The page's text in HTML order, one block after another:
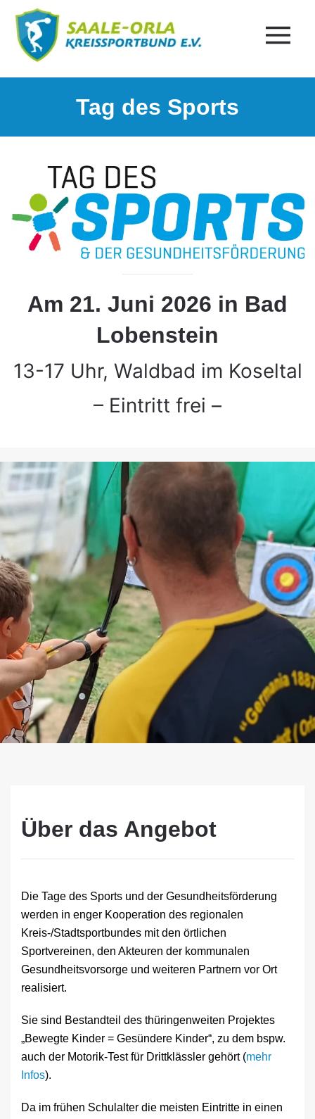
Tag des Sports
Am 21. Juni 2026 in Bad
Lobenstein
13-17 Uhr, Waldbad im Koseltal
– Eintritt frei –
Über das Angebot
Die Tage des Sports und der Gesundheitsförderung
werden in enger Kooperation des regionalen
Kreis-/Stadtsportbundes mit den örtlichen
Sportvereinen, den Akteuren der kommunalen
Gesundheitsvorsorge und weiteren Partnern vor Ort
realisiert.
Sie sind Bestandteil des thüringenweiten Projektes
„Bewegte Kinder = Gesündere Kinder“, zu dem bspw.
auch der Motorik-Test für Drittklässler gehört (mehr
Infos).
Da im frühen Schulalter die meisten Eintritte in einen